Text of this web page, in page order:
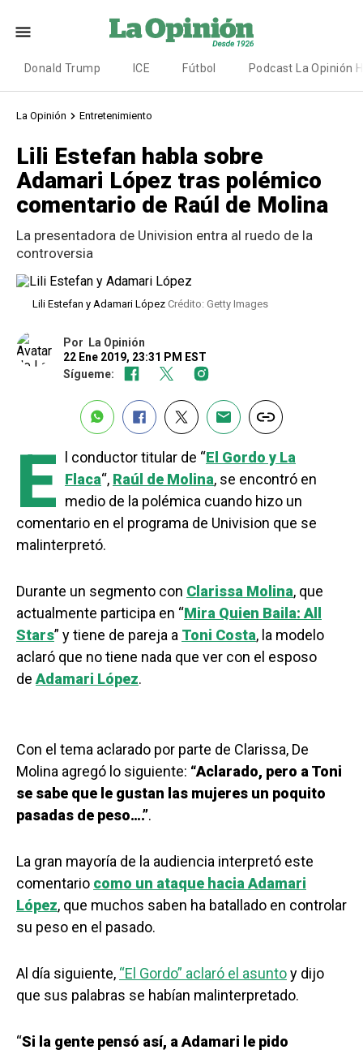
Donald Trump ICE Fútbol Podcast La Opinión
La Opinión Entretenimiento
Lili Estefan habla sobre
Adamari López tras polémico
comentario de Raúl de Molina
La presentadora de Univision entra al ruedo de la
controversia
Lili Estefan y Adamari López Crédito: Getty Images
Por
La Opinión
22 Ene 2019, 23:31 PM EST
Sígueme:
E l conductor titular de “El Gordo y La
Flaca“, Raúl de Molina, se encontró en
medio de la polémica cuando hizo un
comentario en el programa de Univision que se
malinterpretó.
Durante un segmento con Clarissa Molina, que
actualmente participa en “Mira Quien Baila: All
Stars” y tiene de pareja a Toni Costa, la modelo
aclaró que no tiene nada que ver con el esposo
de Adamari López.
Con el tema aclarado por parte de Clarissa, De
Molina agregó lo siguiente: “Aclarado, pero a Toni
se sabe que le gustan las mujeres un poquito
pasadas de peso….”.
La gran mayoría de la audiencia interpretó este
comentario como un ataque hacia Adamari
López, que muchos saben ha batallado en controlar
su peso en el pasado.
Al día siguiente, “El Gordo” aclaró el asuntoy dijo
que sus palabras se habían malinterpretado.
“Si la gente pensó así, a Adamari le pido